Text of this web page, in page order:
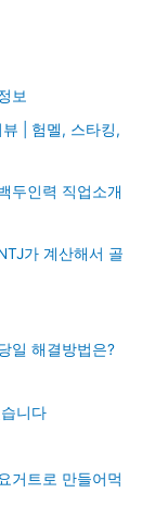
보
| 험멜, 스타킹,
두인력 직업소개
가 계산해서 골
일 해결방법은?
니다
거트로 만들어먹